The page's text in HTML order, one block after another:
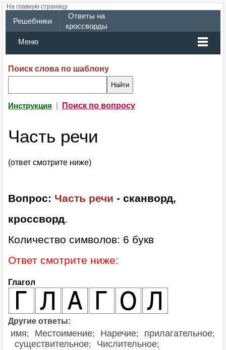
На главную страницу
Решебники
Ответы на
кроссворды
Меню
Поиск слова по шаблону
Инструкция Поиск по вопросу
Часть речи
(ответ смотрите ниже)
Вопрос: Часть речи - сканворд,
кроссворд.
Количество символов: 6 букв
Ответ смотрите ниже:
Глагол
Другие ответы:
имя; Местоимение; Наречие; прилагательное;
существительное; Числительное;